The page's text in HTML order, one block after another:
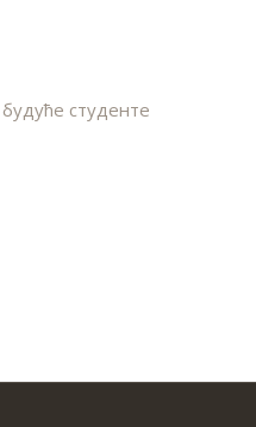
студенте